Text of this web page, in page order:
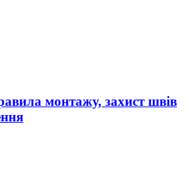
монтажу, захист швів